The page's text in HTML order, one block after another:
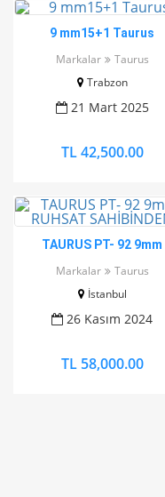
9 mm15+1 Taurus
Markalar
Taurus
Trabzon
21 Mart 2025
TL 42,500.00
TAURUS PT- 92 9mm
Markalar
Taurus
İstanbul
26 Kasım 2024
TL 58,000.00